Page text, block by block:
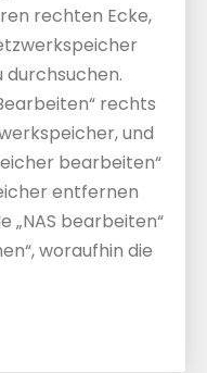
rechten Ecke,
durchsuchen.
rechts
und
bearbeiten“
entfernen
„NAS bearbeiten“
woraufhin die